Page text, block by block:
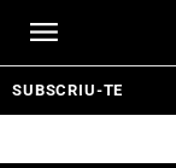
SUBSCRIU-TE